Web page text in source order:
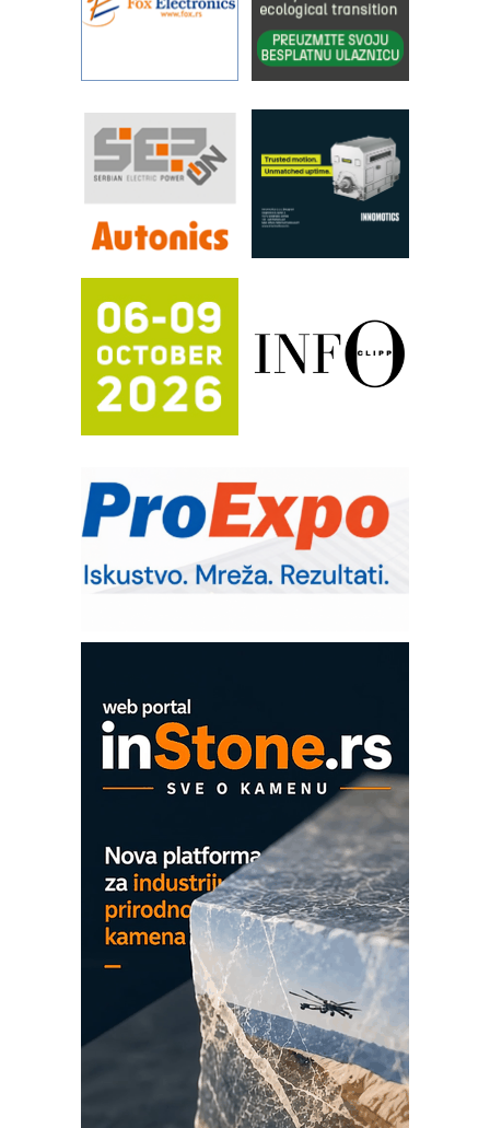
IBeRTIM - oprema za ispitivanje
STAUFF – Komponente koje
sistema
YAMADA pumpe – japanska
pouzdanost u transferu fluida
Filtration Group Industrial – Napredna
rešenja za filtraciju u hidrauličkim i
procesnim sistemima
FANUC: Najbolje za vašu pametnu
automatizaciju
Efikasno upravljanje energijom
Automatizacija pakovanja · Display
(Shelf-Ready) omotnice
Potpuna efikasnost bez složenih
Trajna oznaka kao dugoročna korist
Bezbednost na prvom mestu!
IB BLUMENAUER - više od 40 godina
poverenja u industriji
OBO sistemi mrežastih nosača kablova
Proizvodnja iC7 Hybrid 1500 VDC
mrežnog pretvarača sa tečnim
hlađenjem